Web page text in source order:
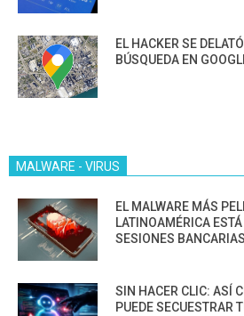
EL HACKER SE
BÚSQUEDA EN
MALWARE - VIRUS
EL MALWARE MÁS
LATINOAMÉRICA
SESIONES
SIN HACER CLIC: ASÍ
PUEDE SECUESTRAR